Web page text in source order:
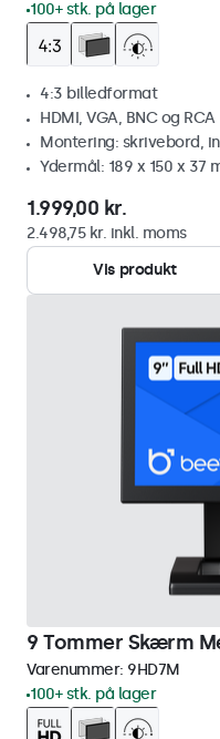
100+ stk. på lager
4:3 billedformat
HDMI, VGA, BNC og RCA
Montering: skrivebord,
Ydermål: 189 x 150 x 37
1.999,00 kr.
2.498,75 kr. inkl. moms
Vis produkt
9 Tommer Skærm
Varenummer: 9HD7M
100+ stk. på lager